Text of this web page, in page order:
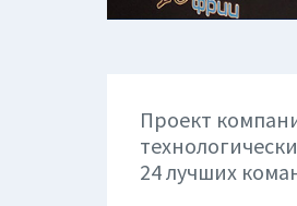
Проект
24 лучших